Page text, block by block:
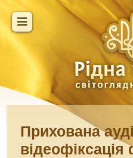
Прихована
відеофіксація